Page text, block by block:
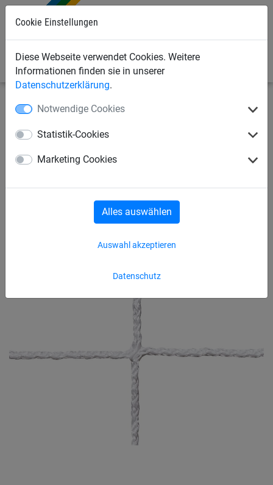
Cookie Einstellungen
Diese Webseite verwendet Cookies. Weitere
Informationen finden sie in unserer
Datenschutzerklärung.
Notwendige Cookies
Statistik-Cookies
Marketing Cookies
Datenschutz
Auswahl akzeptieren
Alles auswählen
Sportnetze Diverse Sportarten
Ersatznetz für Artikel-Nr. 164